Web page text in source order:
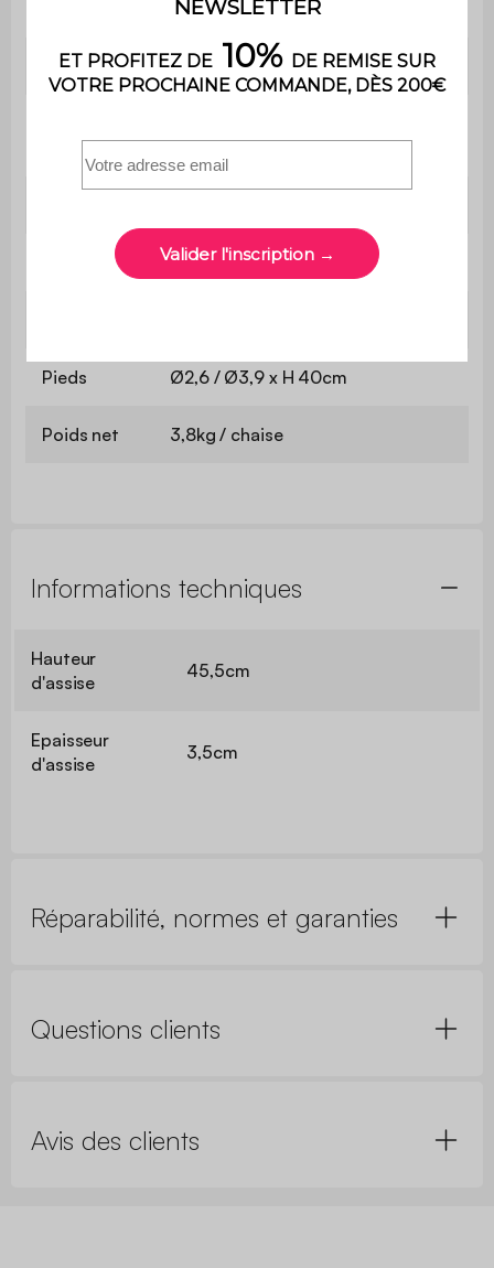
soi-même. Une notice est fournie
Cannage synthétique
pieds
4
Ø44cm
Pieds Ø2,6 / Ø3,9 x H 40cm
Poids net 3,8kg / chaise
Informations techniques
Hauteur
d'assise
45,5cm
Epaisseur
d'assise
3,5cm
Réparabilité, normes et garanties
Questions clients
Avis des clients